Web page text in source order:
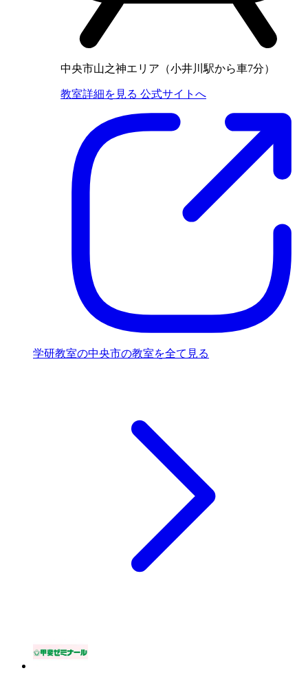
中央市山之神エリア（小井川駅から車7分）
教室詳細を見る 公式サイトへ
学研教室の中央市の教室を全て見る